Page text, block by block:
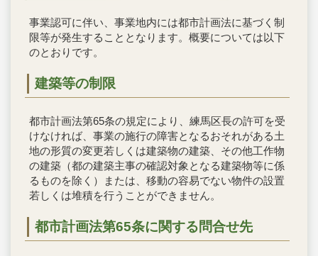
事業認可に伴い、事業地内には都市計画法に基づく制
限等が発生することとなります。概要については以下
のとおりです。
建築等の制限
都市計画法第65条の規定により、練馬区長の許可を受
けなければ、事業の施行の障害となるおそれがある土
地の形質の変更若しくは建築物の建築、その他工作物
の建築（都の建築主事の確認対象となる建築物等に係
るものを除く）または、移動の容易でない物件の設置
若しくは堆積を行うことができません。
都市計画法第65条に関する問合せ先